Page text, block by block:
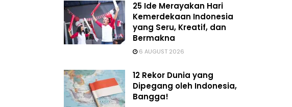
25 Ide Merayakan Hari
Kemerdekaan Indonesia
yang Seru, Kreatif, dan
Bermakna
6 AUGUST 2026
12 Rekor Dunia yang
Dipegang oleh Indonesia,
Bangga!